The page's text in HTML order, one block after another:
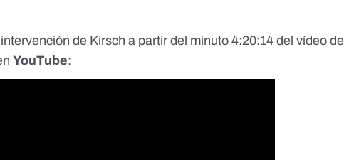
de Kirsch a partir del minuto 4:20:14 del vídeo de
YouTube: